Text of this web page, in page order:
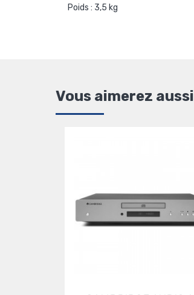
Poids : 3,5 kg
Vous aimerez aussi